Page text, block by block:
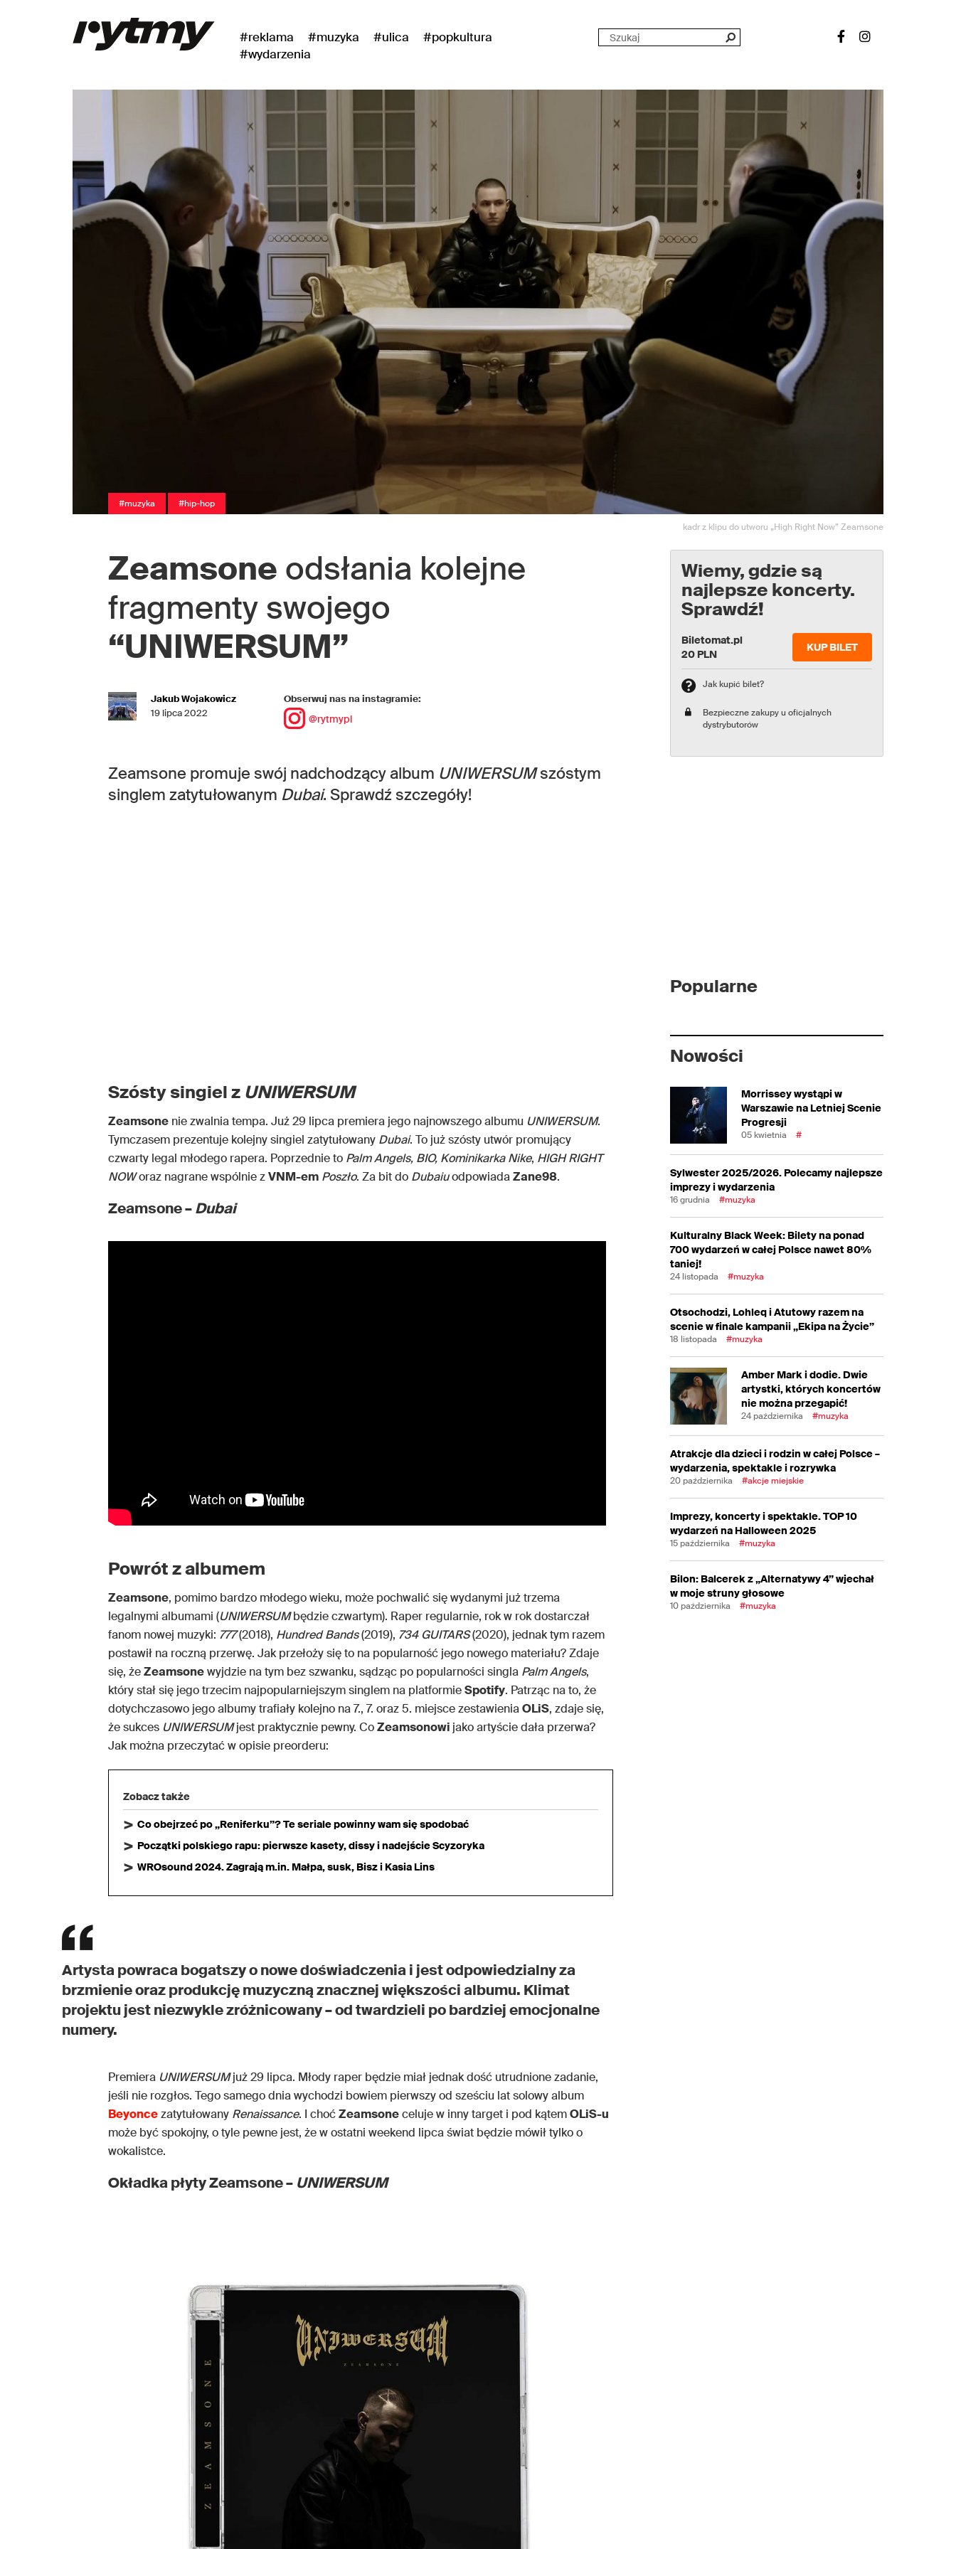
#reklama #muzyka #ulica
#popkultura
#wydarzenia
#muzyka #hip-hop
kadr z klipu do utworu „High Right Now” Zeamsone
Zeamsone odsłania kolejne
fragmenty swojego
“UNIWERSUM”
Jakub Wojakowicz
19 lipca 2022
Obserwuj nas na instagramie:
@rytmypl
Zeamsone promuje swój nadchodzący album UNIWERSUMszóstym
singlem zatytułowanym Dubai. Sprawdź szczegóły!
Szósty singiel z UNIWERSUM
Zeamsone nie zwalnia tempa. Już 29 lipca premiera jego najnowszego albumu UNIWERSUM.
Tymczasem prezentuje kolejny singiel zatytułowany Dubai. To już szósty utwór promujący
czwarty legal młodego rapera. Poprzednie to Palm Angels, BIO, Kominikarka Nike, HIGH RIGHT
NOWoraz nagrane wspólnie zVNM-em Poszło. Za bit do DubaiuodpowiadaZane98.
Zeamsone –Dubai
Powrót z albumem
Zeamsone, pomimo bardzo młodego wieku, może pochwalić się wydanymi już trzema
legalnymi albumami (UNIWERSUMbędzie czwartym). Raper regularnie, rok w rok dostarczał
fanom nowej muzyki: 777(2018), Hundred Bands(2019), 734 GUITARS(2020), jednak tym razem
postawił na roczną przerwę. Jak przełoży się to na popularność jego nowego materiału? Zdaje
się, żeZeamsonewyjdzie na tym bez szwanku, sądząc po popularności singla Palm Angels,
który stał się jego trzecim najpopularniejszym singlem na platformieSpotify. Patrząc na to, że
dotychczasowo jego albumy trafiały kolejno na 7., 7. oraz 5. miejsce zestawieniaOLiS, zdaje się,
że sukces UNIWERSUMjest praktycznie pewny. CoZeamsonowi jako artyście dała przerwa?
Jak można przeczytać w opisie preorderu:
Zobacz także
Co obejrzeć po „Reniferku”? Te seriale powinny wam się spodobać
Początki polskiego rapu: pierwsze kasety, dissy i nadejście Scyzoryka
WROsound 2024. Zagrają m.in. Małpa, susk, Bisz i Kasia Lins
Artysta powraca bogatszy o nowe doświadczenia i jest odpowiedzialny za
brzmienie oraz produkcję muzyczną znacznej większości albumu. Klimat
projektu jest niezwykle zróżnicowany – od twardzieli po bardziej emocjonalne
numery.
Premiera UNIWERSUMjuż 29 lipca. Młody raper będzie miał jednak dość utrudnione zadanie,
jeśli nie rozgłos. Tego samego dnia wychodzi bowiem pierwszy od sześciu lat solowy album
Beyoncezatytułowany Renaissance. I choćZeamsoneceluje w inny target i pod kątemOLiS-u
może być spokojny, o tyle pewne jest, że w ostatni weekend lipca świat będzie mówił tylko o
wokalistce.
Okładka płyty Zeamsone – UNIWERSUM
Wiemy, gdzie są
najlepsze koncerty.
Sprawdź!
Biletomat.pl
20 PLN
KUP BILET
Jak kupić bilet?
Bezpieczne zakupy u oficjalnych
dystrybutorów
Popularne
Nowości
Morrissey wystąpi w
Warszawie na Letniej Scenie
Progresji
05 kwietnia #
Sylwester 2025/2026. Polecamy najlepsze
imprezy i wydarzenia
16 grudnia #muzyka
Kulturalny Black Week: Bilety na ponad
700 wydarzeń w całej Polsce nawet 80%
taniej!
24 listopada #muzyka
Otsochodzi, Lohleq i Atutowy razem na
scenie w finale kampanii „Ekipa na Życie”
18 listopada #muzyka
Amber Mark i dodie. Dwie
artystki, których koncertów
nie można przegapić!
24 października #muzyka
Atrakcje dla dzieci i rodzin w całej Polsce –
wydarzenia, spektakle i rozrywka
20 października #akcje miejskie
Imprezy, koncerty i spektakle. TOP 10
wydarzeń na Halloween 2025
15 października #muzyka
Bilon: Balcerek z „Alternatywy 4” wjechał
w moje struny głosowe
10 października #muzyka